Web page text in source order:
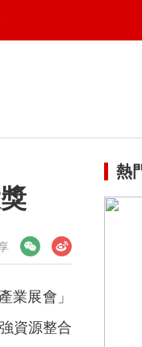
業展會」
資源整合
熱